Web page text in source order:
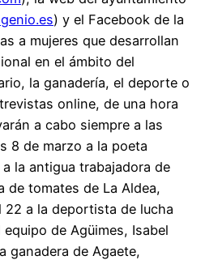
) y el Facebook de la
a mujeres que desarrollan
en el ámbito del
la ganadería, el deporte o
online, de una hora
a cabo siempre a las
8 de marzo a la poeta
la antigua trabajadora de
de tomates de La Aldea,
22 a la deportista de lucha
de Agüimes, Isabel
ganadera de Agaete,